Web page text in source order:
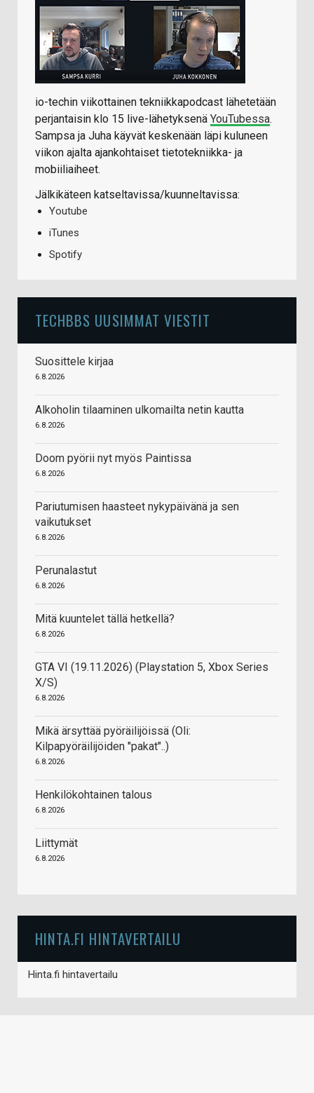
io-techin viikottainen tekniikkapodcast lähetetään
perjantaisin klo 15 live-lähetyksenä YouTubessa.
Sampsa ja Juha käyvät keskenään läpi kuluneen
viikon ajalta ajankohtaiset tietotekniikka- ja
mobiiliaiheet.
Jälkikäteen katseltavissa/kuunneltavissa:
Youtube
iTunes
Spotify
TECHBBS UUSIMMAT VIESTIT
Suosittele kirjaa
6.8.2026
Alkoholin tilaaminen ulkomailta netin kautta
6.8.2026
Doom pyörii nyt myös Paintissa
6.8.2026
Pariutumisen haasteet nykypäivänä ja sen
vaikutukset
6.8.2026
Perunalastut
6.8.2026
Mitä kuuntelet tällä hetkellä?
6.8.2026
GTA VI (19.11.2026) (Playstation 5, Xbox Series
X/S)
6.8.2026
Mikä ärsyttää pyöräilijöissä (Oli:
Kilpapyöräilijöiden "pakat"..)
6.8.2026
Henkilökohtainen talous
6.8.2026
Liittymät
6.8.2026
HINTA.FI HINTAVERTAILU
Hinta.fi hintavertailu